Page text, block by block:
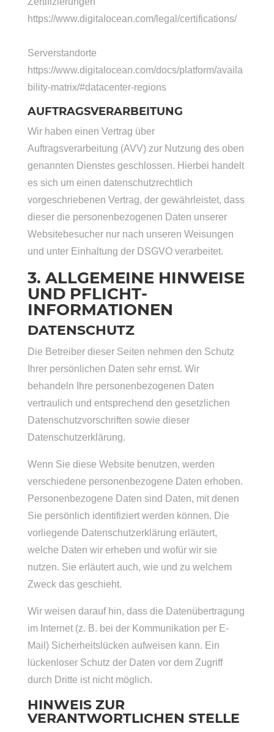
https://www.digitalocean.com/legal/certifications/
Serverstandorte
https://www.digitalocean.com/docs/platform/availa
bility-matrix/#datacenter-regions
AUFTRAGSVERARBEITUNG
Wir haben einen Vertrag über
Auftragsverarbeitung (AVV) zur Nutzung des oben
genannten Dienstes geschlossen. Hierbei handelt
es sich um einen datenschutzrechtlich
vorgeschriebenen Vertrag, der gewährleistet, dass
dieser die personenbezogenen Daten unserer
Websitebesucher nur nach unseren Weisungen
und unter Einhaltung der DSGVO verarbeitet.
3. ALLGEMEINE HINWEISE
UND PFLICHT­
INFORMATIONEN
DATENSCHUTZ
Die Betreiber dieser Seiten nehmen den Schutz
Ihrer persönlichen Daten sehr ernst. Wir
behandeln Ihre personenbezogenen Daten
vertraulich und entsprechend den gesetzlichen
Datenschutzvorschriften sowie dieser
Datenschutzerklärung.
Wenn Sie diese Website benutzen, werden
verschiedene personenbezogene Daten erhoben.
Personenbezogene Daten sind Daten, mit denen
Sie persönlich identifiziert werden können. Die
vorliegende Datenschutzerklärung erläutert,
welche Daten wir erheben und wofür wir sie
nutzen. Sie erläutert auch, wie und zu welchem
Zweck das geschieht.
Wir weisen darauf hin, dass die Datenübertragung
im Internet (z. B. bei der Kommunikation per E-
Mail) Sicherheitslücken aufweisen kann. Ein
lückenloser Schutz der Daten vor dem Zugriff
durch Dritte ist nicht möglich.
HINWEIS ZUR
VERANTWORTLICHEN STELLE